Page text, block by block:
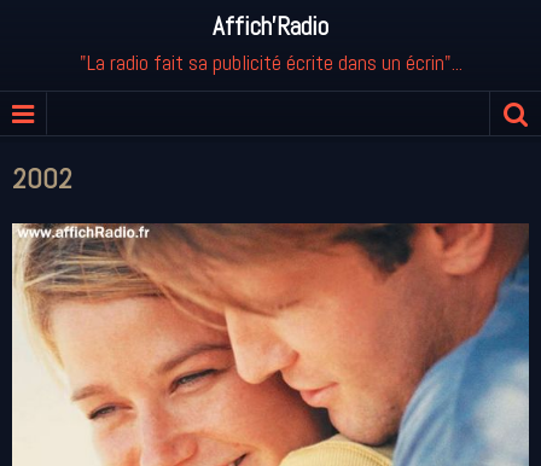
Affich'Radio
"La radio fait sa publicité écrite dans un écrin"...
2002